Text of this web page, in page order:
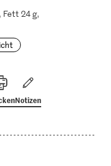
Fett 24 g,
Notizen